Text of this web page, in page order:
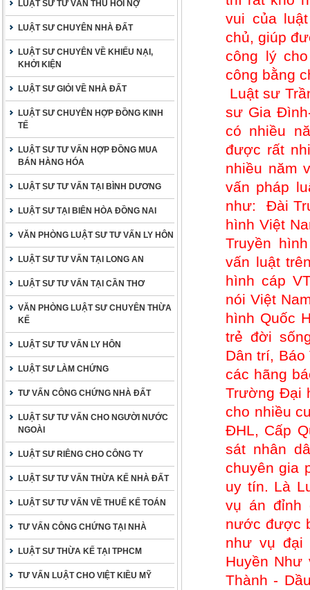
LUẬT SƯ TƯ VẤN THU HỒI NỢ
LUẬT SƯ CHUYÊN NHÀ ĐẤT
LUẬT SƯ CHUYÊN VỀ KHIẾU NẠI,
KHỞI KIỆN
LUẬT SƯ GIỎI VỀ NHÀ ĐẤT
LUẬT SƯ CHUYÊN HỢP ĐỒNG KINH
TẾ
LUẬT SƯ TƯ VẤN HỢP ĐỒNG MUA
BÁN HÀNG HÓA
LUẬT SƯ TƯ VẤN TẠI BÌNH DƯƠNG
LUẬT SƯ TẠI BIÊN HÒA ĐỒNG NAI
VĂN PHÒNG LUẬT SƯ TƯ VẤN LY HÔN
LUẬT SƯ TƯ VẤN TẠI LONG AN
LUẬT SƯ TƯ VẤN TẠI CẦN THƠ
VĂN PHÒNG LUẬT SƯ CHUYÊN THỪA
KẾ
LUẬT SƯ TƯ VẤN LY HÔN
LUẬT SƯ LÀM CHỨNG
TƯ VẤN CÔNG CHỨNG NHÀ ĐẤT
LUẬT SƯ TƯ VẤN CHO NGƯỜI NƯỚC
NGOÀI
LUẬT SƯ RIÊNG CHO CÔNG TY
LUẬT SƯ TƯ VẤN THỪA KẾ NHÀ ĐẤT
LUẬT SƯ TƯ VẤN VỀ THUẾ KẾ TOÁN
TƯ VẤN CÔNG CHỨNG TẠI NHÀ
LUẬT SƯ THỪA KẾ TẠI TPHCM
TƯ VẤN LUẬT CHO VIỆT KIỀU MỸ
vui của
chủ, giúp
công lý
công bằng
Luật sư
sư Gia
có nhiều
được rất
nhiều năm
vấn pháp
như: Đài
hình Việt
Truyền
vấn luật
hình cáp
nói Việt
hình Quốc
trẻ đời
Dân trí,
các hãng
Trường Đại
cho nhiều
ĐHL, Cấp
sát nhân
chuyên gia
uy tín. Là
vụ án đỉnh
nước được
như vụ đại
Huyền Như
Thành -